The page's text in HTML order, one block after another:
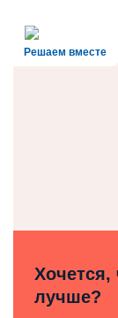
Решаем вместе
Хочется,
лучше?